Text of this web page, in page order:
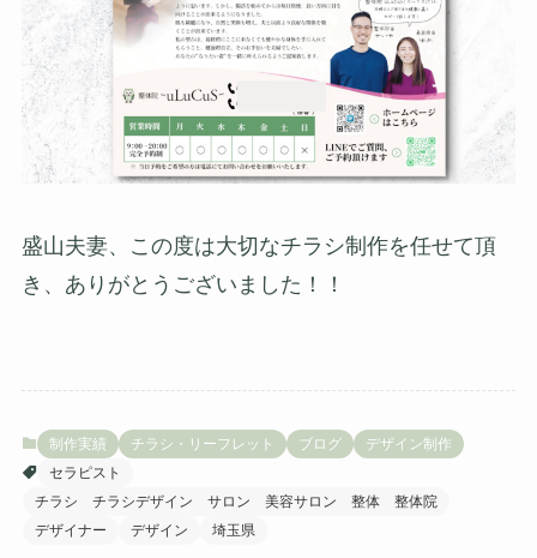
盛山夫妻、この度は大切なチラシ制作を任せて頂
き、ありがとうございました！！
制作実績 チラシ・リーフレット ブログ
デザイン制作
セラピスト
チラシ チラシデザイン サロン 美容サロン 整体 整体院
デザイナー
デザイン 埼玉県